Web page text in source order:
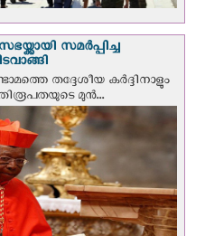
സമർപ്പിച്ച
തദ്ദേശീയ കർദ്ദിനാളും
മുന്‍...